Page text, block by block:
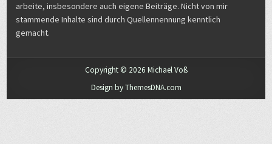
arbeite, insbesondere auch eigene Beiträge. Nicht von mir
stammende Inhalte sind durch Quellennennung kenntlich
gemacht.
Copyright © 2026 Michael Voß
Design by ThemesDNA.com